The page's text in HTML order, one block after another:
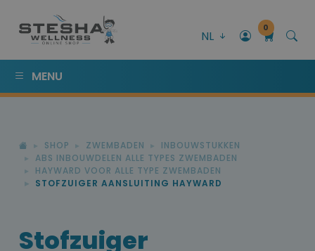
NL
0
MENU
SHOP ZWEMBADEN
INBOUWSTUKKEN
ABS INBOUWDELEN ALLE TYPES ZWEMBADEN
HAYWARD VOOR ALLE TYPE ZWEMBADEN
STOFZUIGER AANSLUITING HAYWARD
Stofzuiger